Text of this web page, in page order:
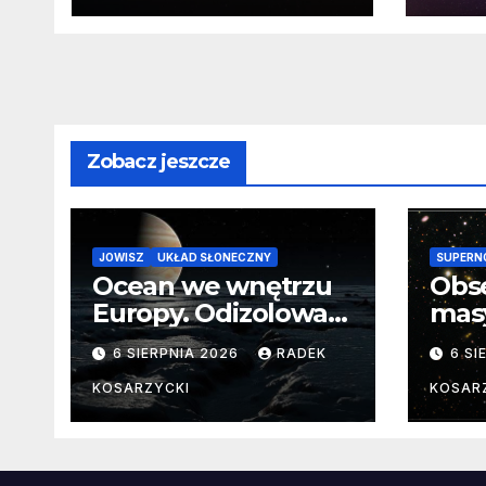
wokół martwej
na
Zobacz jeszcze
JOWISZ UKŁAD SŁONECZNY
Ocean we wnętrzu
Europy. Odizolowani
przez lodową
barierę
6 SIERPNIA 2026 RADEK
KOSARZYCKI
od
6